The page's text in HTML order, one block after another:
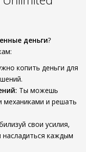
деньги?
копить деньги для
Ты можешь
механиками и решать
свои усилия,
каждым